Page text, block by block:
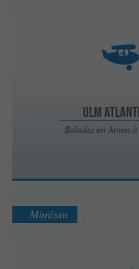
ULM
Balades en Avion
Mimizan